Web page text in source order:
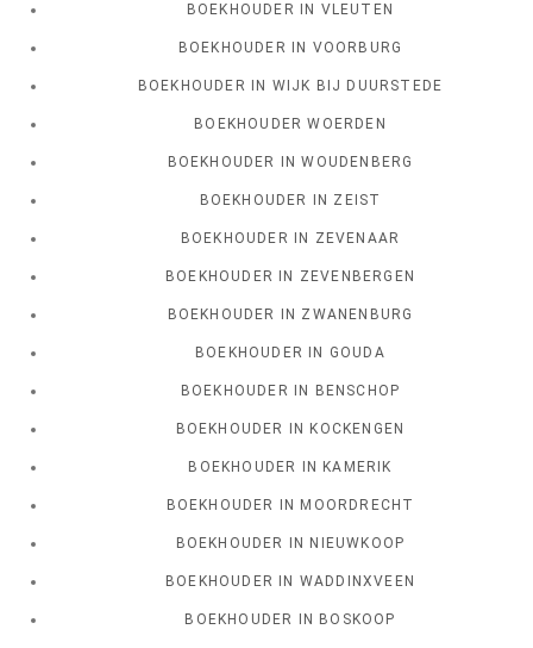
BOEKHOUDER IN VLEUTEN
BOEKHOUDER IN VOORBURG
BOEKHOUDER IN WIJK BIJ DUURSTEDE
BOEKHOUDER WOERDEN
BOEKHOUDER IN WOUDENBERG
BOEKHOUDER IN ZEIST
BOEKHOUDER IN ZEVENAAR
BOEKHOUDER IN ZEVENBERGEN
BOEKHOUDER IN ZWANENBURG
BOEKHOUDER IN GOUDA
BOEKHOUDER IN BENSCHOP
BOEKHOUDER IN KOCKENGEN
BOEKHOUDER IN KAMERIK
BOEKHOUDER IN MOORDRECHT
BOEKHOUDER IN NIEUWKOOP
BOEKHOUDER IN WADDINXVEEN
BOEKHOUDER IN BOSKOOP